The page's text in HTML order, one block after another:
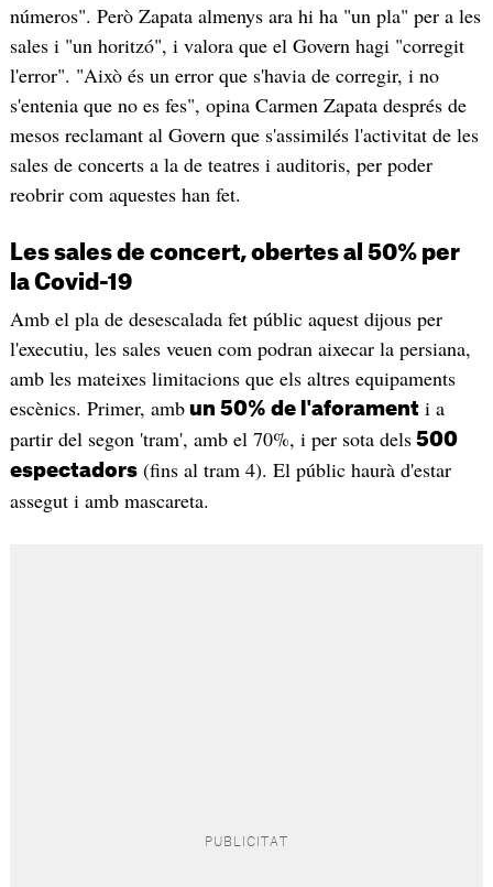
números". Però Zapata almenys ara hi ha "un pla" per a les
sales i "un horitzó", i valora que el Govern hagi "corregit
l'error". "Això és un error que s'havia de corregir, i no
s'entenia que no es fes", opina Carmen Zapata després de
mesos reclamant al Govern que s'assimilés l'activitat de les
sales de concerts a la de teatres i auditoris, per poder
reobrir com aquestes han fet.
Les sales de concert, obertes al 50% per
la Covid-19
Amb el pla de desescalada fet públic aquest dijous per
l'executiu, les sales veuen com podran aixecar la persiana,
amb les mateixes limitacions que els altres equipaments
escènics. Primer, ambun 50% de l'aforamenti a
partir del segon 'tram', amb el 70%, i per sota dels500
espectadors(fins al tram 4). El públic haurà d'estar
assegut i amb mascareta.